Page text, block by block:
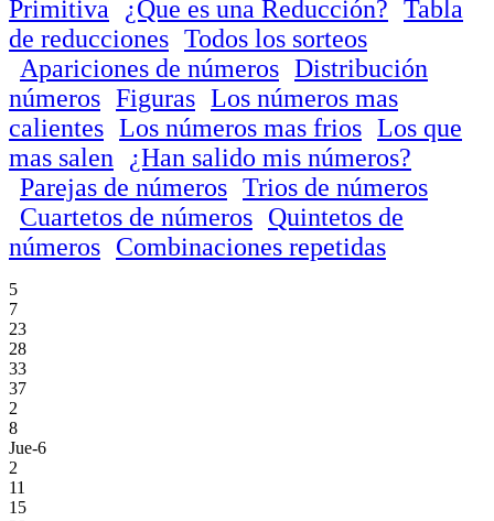
Primitiva ¿Que es una Reducción? Tabla
de reducciones Todos los sorteos
Apariciones de números Distribución
números Figuras Los números mas
calientes Los números mas frios Los que
mas salen
¿Han salido mis números?
Parejas de números Trios de números
Cuartetos de números Quintetos de
números Combinaciones repetidas
5
7
23
28
33
37
2
8
Jue-6
2
11
15